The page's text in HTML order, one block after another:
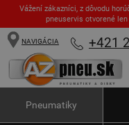
Vážení zákazníci, z dôvodu
pneuservis otvorené
NAVIGÁCIA +421
Pneumatiky